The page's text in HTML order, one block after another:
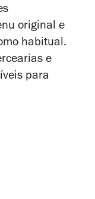
original e
habitual.
e
para